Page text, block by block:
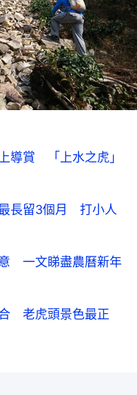
導賞 「上水之虎」
長留3個月 打小人
一文睇盡農曆新年
合 老虎頭景色最正